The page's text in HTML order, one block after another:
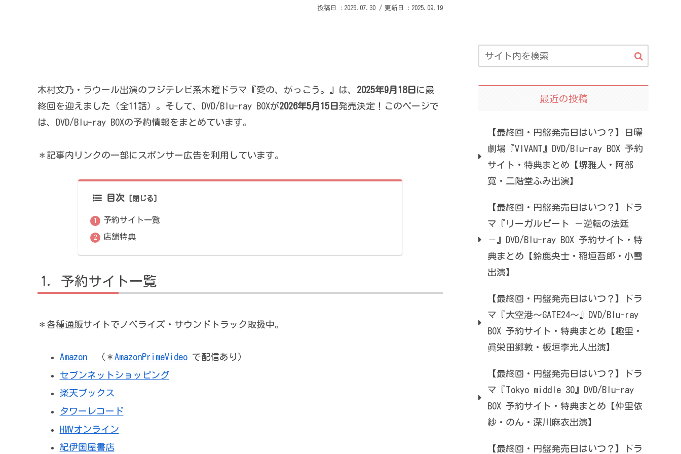
2025.07.30 2025.09.19
木村文乃・ラウール出演のフジテレビ系木曜ドラマ『愛の、がっこう。』は、 2025年9月18日 に最
終回を迎えました（全11話）。そして、DVD/Blu-ray BOXが2026年5月15日 発売決定！このページで
は、DVD/Blu-ray BOXの予約情報をまとめています。
＊記事内リンクの一部にスポンサー広告を利用しています。
目次
予約サイト一覧
店舗特典
予約サイト一覧
＊各種通販サイトでノベライズ・サウンドトラック取扱中。
Amazon（＊ AmazonPrimeVideoで配信あり）
セブンネットショッピング
楽天ブックス
タワーレコード
HMVオンライン
紀伊国屋書店
最近の投稿
【最終回・円盤発売日はいつ？】日曜
劇場『VIVANT』DVD/Blu-ray BOX 予約
サイト・特典まとめ【堺雅人・阿部
寛・二階堂ふみ出演】
【最終回・円盤発売日はいつ？】ドラ
マ『リーガルビート －逆転の法廷
－』DVD/Blu-ray BOX 予約サイト・特
典まとめ【鈴鹿央士・稲垣吾郎・小雪
出演】
【最終回・円盤発売日はいつ？】ドラ
マ『大空港～GATE24～』DVD/Blu-ray
BOX 予約サイト・特典まとめ【趣里・
眞栄田郷敦・板垣李光人出演】
【最終回・円盤発売日はいつ？】ドラ
マ『Tokyo middle 30』DVD/Blu-ray
BOX 予約サイト・特典まとめ【仲里依
紗・のん・深川麻衣出演】
【最終回・円盤発売日はいつ？】ドラ